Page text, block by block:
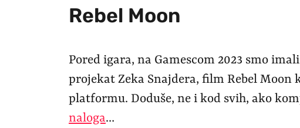
Rebel Moon
Pored igara, na Gamescom 2023 smo
projekat Zeka Snajdera, film Rebel
platformu. Doduše, ne i kod svih, ako
naloga…